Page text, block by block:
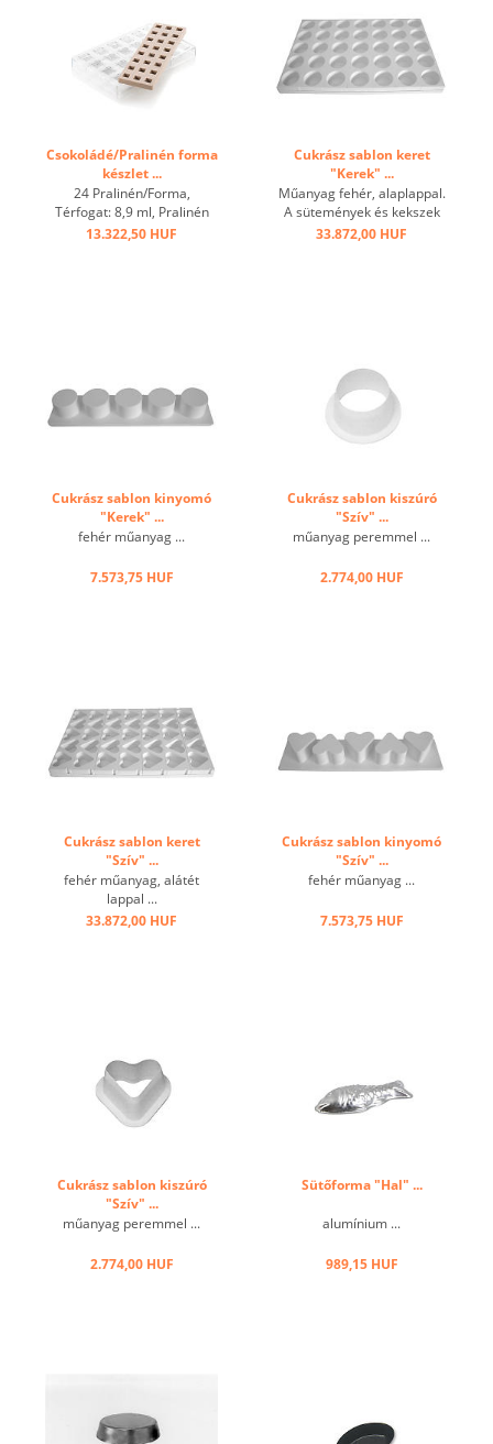
Csokoládé/Pralinén forma
készlet ...
24 Pralinén/Forma,
Térfogat: 8,9 ml, Pralinén
mérete: 25x25 mm, h 15
13.322,50 HUF
Cukrász sablon keret
"Kerek" ...
Műanyag fehér, alaplappal.
A sütemények és kekszek
gyors előkészítéséhez:
33.872,00 HUF
Cukrász sablon kinyomó
"Kerek" ...
fehér műanyag ...
7.573,75 HUF
Cukrász sablon kiszúró
"Szív" ...
műanyag peremmel ...
2.774,00 HUF
Cukrász sablon keret
"Szív" ...
fehér műanyag, alátét
lappal ...
33.872,00 HUF
Cukrász sablon kinyomó
"Szív" ...
fehér műanyag ...
7.573,75 HUF
Cukrász sablon kiszúró
"Szív" ...
műanyag peremmel ...
2.774,00 HUF
Sütőforma "Hal" ...
alumínium ...
989,15 HUF